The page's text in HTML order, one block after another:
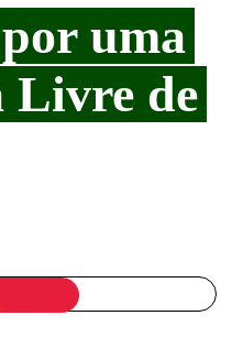
uma
Livre de